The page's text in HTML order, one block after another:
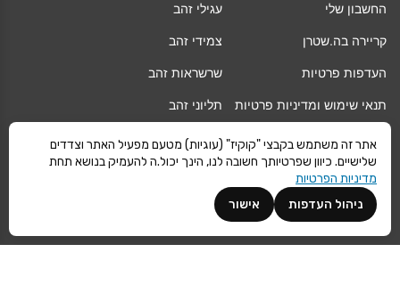
אתר זה משתמש בקבצי "קוקיז" (עוגיות) מטעם מפעיל האתר וצדדים
שלישיים. כיוון שפרטיותך חשובה לנו, הינך יכול.ה להעמיק בנושא תחת
מדיניות הפרטיות
אישור
ניהול העדפות
החשבון שלי
קריירה בה.שטרן
העדפות פרטיות
תנאי שימוש ומדיניות פרטיות
החלפה/החזרה/ביטול עסקה
אחריות
משלוחים
עגילי זהב
צמידי זהב
שרשראות זהב
תליוני זהב
גיפט קארד
מגזין
Vogue
קרא עוד